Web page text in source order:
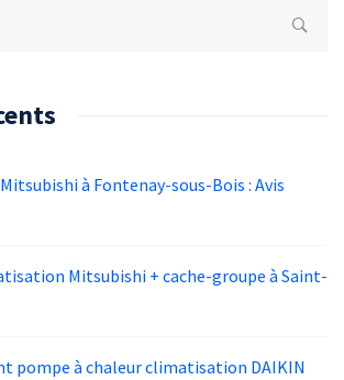
à Fontenay-sous-Bois : Avis
Mitsubishi + cache-groupe à Saint-
pompe à chaleur climatisation DAIKIN